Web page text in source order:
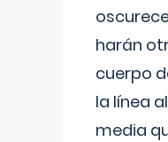
harán
cuerpo
la línea
media